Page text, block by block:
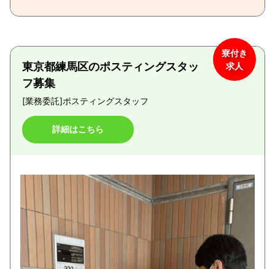
東京都練馬区のポスティングスタッ
フ募集
[業務委託]ポスティングスタッフ
詳細はこちら
寮付き
求人